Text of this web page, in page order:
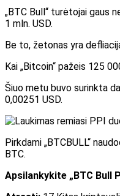
„BTC Bull“ turėtojai gaus
1 mln. USD.
Be to, žetonas yra
Kai „Bitcoin“ pažeis 125
Šiuo metu buvo surinkta
0,00251 USD.
Pirkdami „BTCBULL“
BTC.
Apsilankykite „BTC Bull